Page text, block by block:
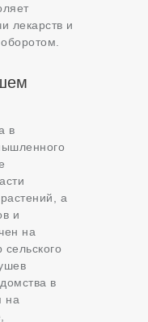
лекарств и
в
а
и
на
в
на